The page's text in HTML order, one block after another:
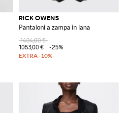
RICK OWENS
Pantaloni a zampa in lana
1404,00 €
1053,00 €
-25%